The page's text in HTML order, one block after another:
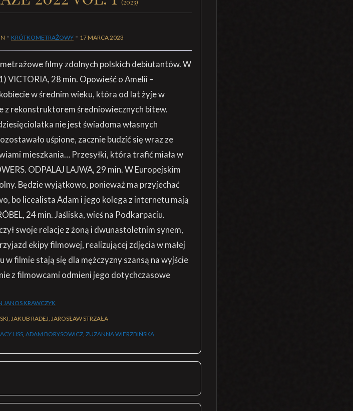
(2023)
- KRÓTKOMETRAŻOWY - 17 MARCA 2023
filmy zdolnych polskich debiutantów. W
VICTORIA, 28 min. Opowieść o Amelii –
w średnim wieku, która od lat żyje w
z rekonstruktorem średniowiecznych bitew.
nie jest świadoma własnych
uśpione, zacznie budzić się wraz ze
mieszkania… Przesyłki, która trafić miała w
ODPALAJ LAJWA, 29 min. W Europejskim
Będzie wyjątkowo, ponieważ ma przyjechać
bo licealista Adam i jego kolega z internetu mają
24 min. Jaśliska, wieś na Podkarpaciu.
swoje relacje z żoną i dwunastoletnim synem,
ekipy filmowej, realizującej zdjęcia w małej
filmie stają się dla mężczyzny szansą na wyjście
z filmowcami odmieni jego dotychczasowe
JANOS KRAWCZYK
JAKUB RADEJ, JAROSŁAW STRZAŁA
LISS, ADAM BORYSOWICZ, ZUZANNA WIERZBIŃSKA